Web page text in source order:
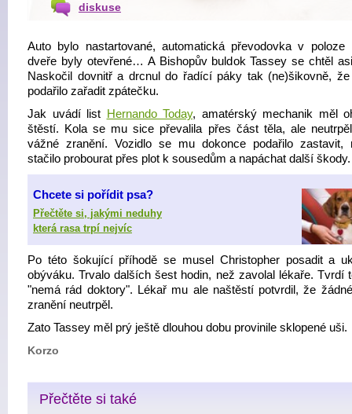
diskuse
Auto bylo nastartované, automatická převodovka v poloze
dveře byly otevřené… A Bishopův buldok Tassey se chtěl
Naskočil dovnitř a drcnul do řadící páky tak (ne)šikovně,
podařilo zařadit zpátečku.
Jak uvádí list
Hernando Today, amatérský mechanik měl
štěstí. Kola se mu sice převalila přes část těla, ale
vážné zranění. Vozidlo se mu dokonce podařilo zastavit,
stačilo probourat přes plot k sousedům a napáchat další škody.
Chcete si pořídit psa?
Přečtěte si, jakými neduhy
která rasa trpí nejvíc
Po této šokující příhodě se musel Christopher posadit a
obýváku. Trvalo dalších šest hodin, než zavolal lékaře. Tvrdí
"nemá rád doktory". Lékař mu ale naštěstí potvrdil, že
zranění neutrpěl.
Zato Tassey měl prý ještě dlouhou dobu provinile sklopené uši.
Korzo
Přečtěte si také